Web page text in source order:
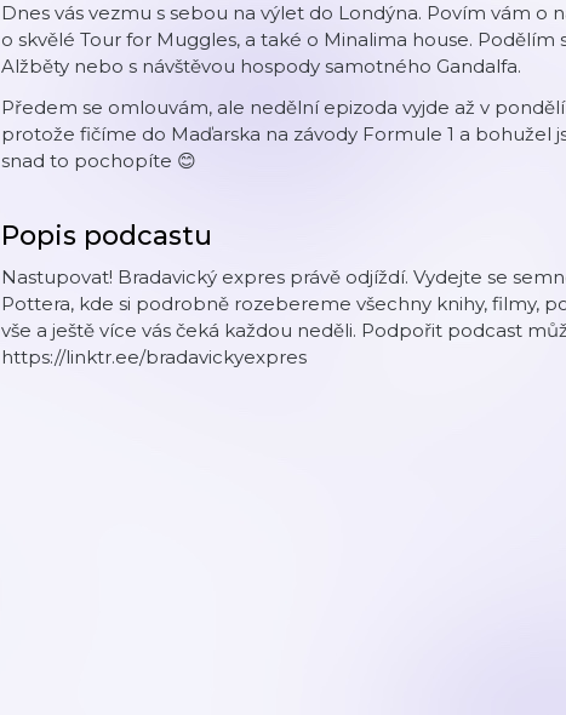
Dnes vás vezmu s sebou na výlet do Londýna. Povím vám o
o skvělé Tour for Muggles, a také o Minalima house.
Alžběty nebo s návštěvou hospody samotného Gandalfa.
Předem se omlouvám, ale nedělní epizoda vyjde až v
protože fičíme do Maďarska na závody Formule 1 a bohužel
snad to pochopíte 😊
Popis podcastu
Nastupovat! Bradavický expres právě odjíždí. Vydejte se
Pottera, kde si podrobně rozebereme všechny knihy, filmy,
vše a ještě více vás čeká každou neděli. Podpořit podcast
https://linktr.ee/bradavickyexpres